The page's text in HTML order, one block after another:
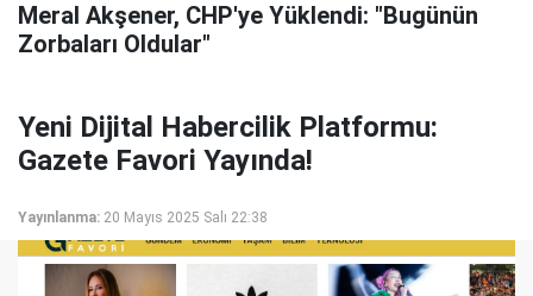
Meral Akşener, CHP'ye Yüklendi: "Bugünün
Zorbaları Oldular"
Yeni Dijital Habercilik Platformu:
Gazete Favori Yayında!
Yayınlanma: 20 Mayıs 2025 Salı 22:38